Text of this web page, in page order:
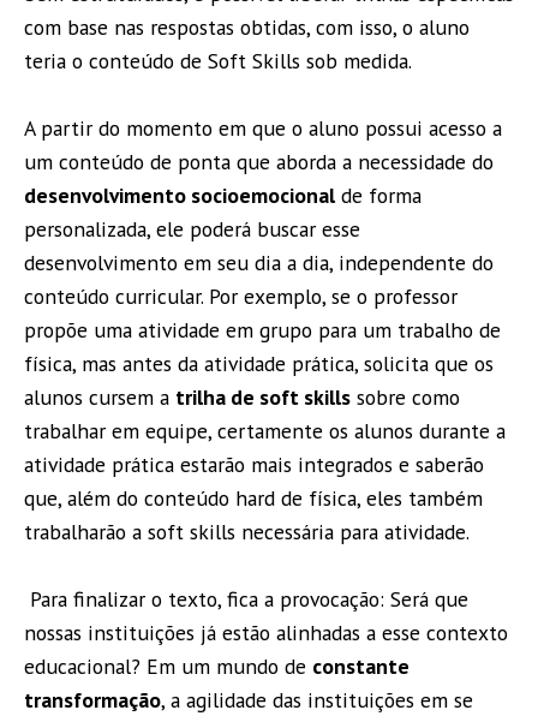
com base nas respostas obtidas, com isso, o aluno
teria o conteúdo de Soft Skills sob medida.
A partir do momento em que o aluno possui acesso a
um conteúdo de ponta que aborda a necessidade do
desenvolvimento socioemocional de forma
personalizada, ele poderá buscar esse
desenvolvimento em seu dia a dia, independente do
conteúdo curricular. Por exemplo, se o professor
propõe uma atividade em grupo para um trabalho de
física, mas antes da atividade prática, solicita que os
alunos cursem a trilha de soft skills sobre como
trabalhar em equipe, certamente os alunos durante a
atividade prática estarão mais integrados e saberão
que, além do conteúdo hard de física, eles também
trabalharão a soft skills necessária para atividade.
Para finalizar o texto, fica a provocação: Será que
nossas instituições já estão alinhadas a esse contexto
educacional? Em um mundo de constante
transformação, a agilidade das instituições em se